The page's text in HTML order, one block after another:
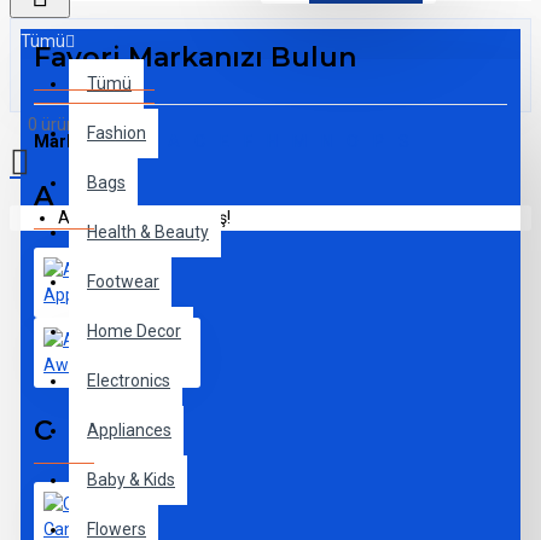
Tümü
Tümü
Fashion
Bags
Health & Beauty
Footwear
Home Decor
Electronics
Appliances
Baby & Kids
Flowers
0 ürün - 0,00TL
Alışveriş sepetiniz boş!
Favori Markanızı Bulun
Marka İndeksi:
A
Apple
Awesome Brand
C
Canon